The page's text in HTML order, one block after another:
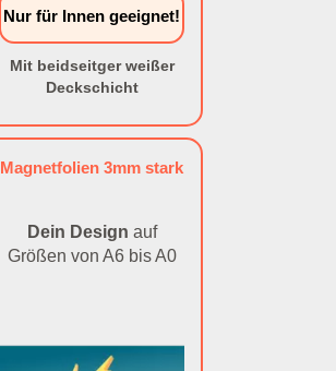
Nur für Innen geeignet!
Mit beidseitger weißer
Deckschicht
Magnetfolien 3mm stark
Dein Design auf
Größen von A6 bis A0